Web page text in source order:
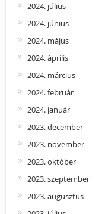
2024. július
2024. június
2024. május
2024. április
2024. március
2024. február
2024. január
2023. december
2023. november
2023. október
2023. szeptember
2023. augusztus